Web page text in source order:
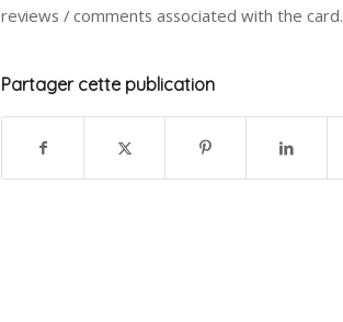
reviews / comments associated with the card.
Partager cette publication